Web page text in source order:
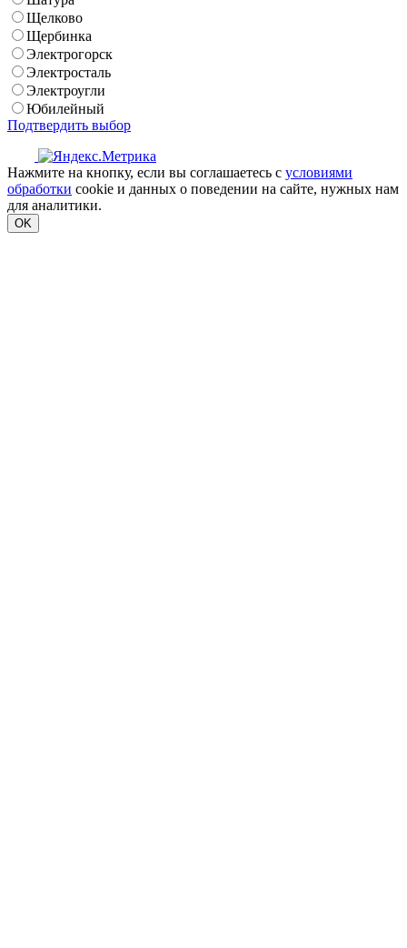
Щелково
Щербинка
Электрогорск
Электросталь
Электроугли
Юбилейный
Подтвердить выбор
Нажмите на кнопку, если вы соглашаетесь с условиями
обработки cookie и данных о поведении на сайте, нужных нам
для аналитики.
OK